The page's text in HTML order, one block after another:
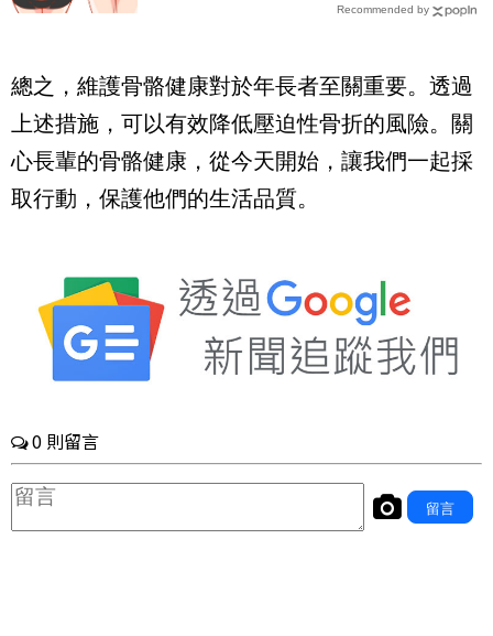
陳代謝，輕鬆在家「不運動鏟肚
Recommended by
總之，維護骨骼健康對於年長者至關重要。透過
上述措施，可以有效降低壓迫性骨折的風險。關
心長輩的骨骼健康，從今天開始，讓我們一起採
取行動，保護他們的生活品質。